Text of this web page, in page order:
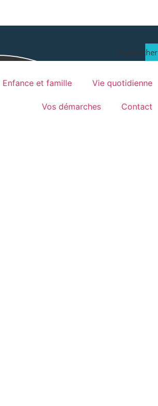
Rechercher
Enfance et famille Vie quotidienne
Vos démarches Contact